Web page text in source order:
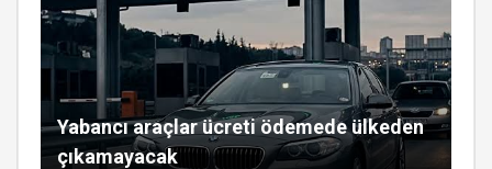
Yabancı araçlar ücreti ödemede ülkeden
çıkamayacak